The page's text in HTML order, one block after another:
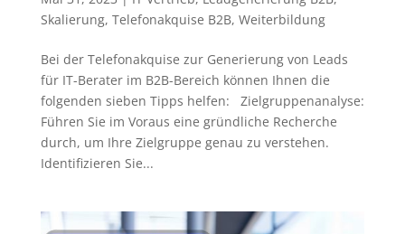
Skalierung, Telefonakquise B2B, Weiterbildung
Bei der Telefonakquise zur Generierung von Leads
für IT-Berater im B2B-Bereich können Ihnen die
folgenden sieben Tipps helfen: Zielgruppenanalyse:
Führen Sie im Voraus eine gründliche Recherche
durch, um Ihre Zielgruppe genau zu verstehen.
Identifizieren Sie...